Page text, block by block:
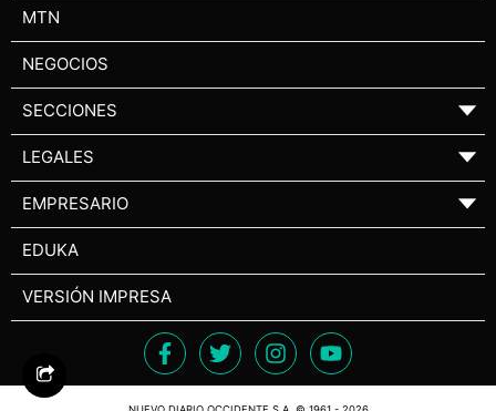
MTN
NEGOCIOS
SECCIONES ▼
LEGALES ▼
EMPRESARIO ▼
EDUKA
VERSIÓN IMPRESA